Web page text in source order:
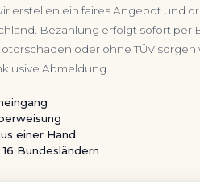
erstellen ein faires Angebot und
Bezahlung erfolgt sofort per
oder ohne TÜV sorgen
Abmeldung.
einer Hand
Bundesländern